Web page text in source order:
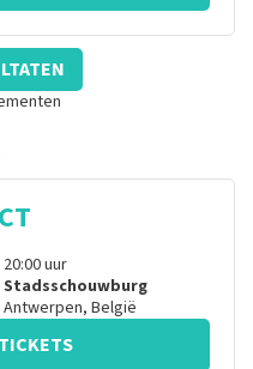
20:00uur
Stadsschouwburg
Antwerpen, België